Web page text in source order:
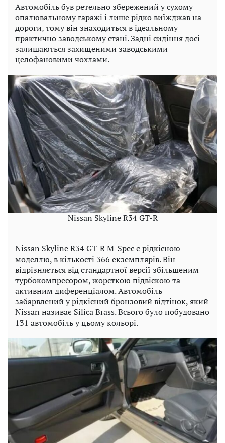
Автомобіль був ретельно збережений у сухому
опалювальному гаражі і лише рідко виїжджав на
дороги, тому він знаходиться в ідеальному
практично заводському стані. Задні сидіння досі
залишаються захищеними заводськими
целофановими чохлами.
Nissan Skyline R34 GT-R
Nissan Skyline R34 GT-R M-Spec є рідкісною
моделлю, в кількості 366 екземплярів. Він
відрізняється від стандартної версії збільшеним
турбокомпресором, жорсткою підвіскою та
активним диференціалом. Автомобіль
забарвлений у рідкісний бронзовий відтінок, який
Nissan називає Silica Brass. Всього було побудовано
131 автомобіль у цьому кольорі.